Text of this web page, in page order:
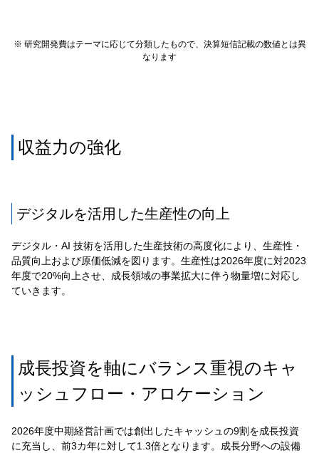
※ 研究開発費はテーマに応じて分類したもので、決算短信記載の数値とは異
なります
収益力の強化
デジタルを活用した生産性の向上
デジタル・AI 技術を活用した生産技術の高度化により、生産性・
品質向上および原価低減を図ります。生産性は2026年度に対2023
年度で20%向上させ、成長領域の事業拡大に伴う物量増に対応し
ていきます。
成長投資を軸にバランス重視のキャ
ッシュフロー・アロケーション
2026年度中期経営計画では創出したキャッシュの9割を成長投資
に充当し、前3カ年に対して1.3倍となります。成長分野への設備